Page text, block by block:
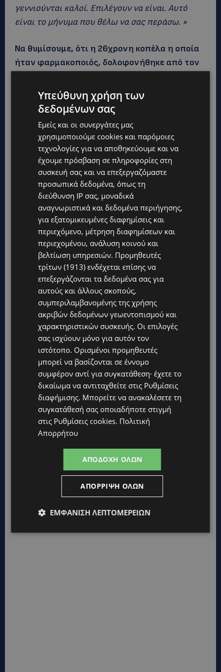
γεννιούνται καλοί. Επιλέγουν να είναι. Αυτό
είναι το μήνυμα που θέλω να σας περάσω. »
Να θυμίσουμε, ότι η 26χρονη κοπέλα η οποία
ήταν φαρμακοποιός, δολοφονήθηκε από τον
Φολέγανδρο. Ο θάνατος της, προήλθε από
πνιγμό
δια θαλάσσιου ύδατος επί βάθους
κακώσεων. Ενώ υπήρχε τραύματα με την
πτώση εντούτοις η κοπέλα είτε είχε χάσει τις
αισθήσεις της όταν έπεσε στο νερό, είτε είχε
τραύματα που την καθιστούσαν ανήμπορη να
κολυμπήσει, με αποτέλεσμα τον πνιγμό της.
Πάντως σοκ προκαλεί το γεγονός ότι ήταν
ακόμη ζωντανή όταν έπεσε στη θάλασσα.
Πηγή:Protothema
Υπεύθυνη χρήση των
δεδομένων σας
Εμείς και οι συνεργάτες μας
χρησιμοποιούμε cookies και παρόμοιες
τεχνολογίες για να αποθηκεύουμε και να
έχουμε πρόσβαση σε πληροφορίες στη
συσκευή σας και να επεξεργαζόμαστε
προσωπικά δεδομένα, όπως τη
διεύθυνση IP σας, μοναδικά
αναγνωριστικά και δεδομένα περιήγησης,
για εξατομικευμένες διαφημίσεις και
περιεχόμενο, μέτρηση διαφημίσεων και
περιεχομένου, ανάλυση κοινού και
βελτίωση υπηρεσιών. Προμηθευτές
τρίτων (1913) ενδέχεται επίσης να
επεξεργάζονται τα δεδομένα σας για
αυτούς και άλλους σκοπούς,
συμπεριλαμβανομένης της χρήσης
ακριβών δεδομένων γεωεντοπισμού και
χαρακτηριστικών συσκευής. Οι επιλογές
σας ισχύουν μόνο για αυτόν τον
ιστότοπο. Ορισμένοι προμηθευτές
μπορεί να βασίζονται σε έννομο
συμφέρον αντί για συγκατάθεση· έχετε το
δικαίωμα να αντιταχθείτε στις Ρυθμίσεις
διαφήμισης. Μπορείτε να ανακαλέσετε τη
συγκατάθεσή σας οποιαδήποτε στιγμή
στις Ρυθμίσεις cookies. Πολιτική
Απορρήτου
ΑΠΟΔΟΧΉ ΌΛΩΝ
ΑΠΌΡΡΙΨΗ ΌΛΩΝ
ΕΜΦΆΝΙΣΗ ΛΕΠΤΟΜΕΡΕΙΏΝ